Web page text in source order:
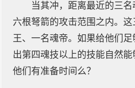
当其冲，距离最近的三
六根弩箭的攻击范围之内。
王、一名魂帝。如果给他们
出第四魂技以上的技能自然能
他们有准备时间么？